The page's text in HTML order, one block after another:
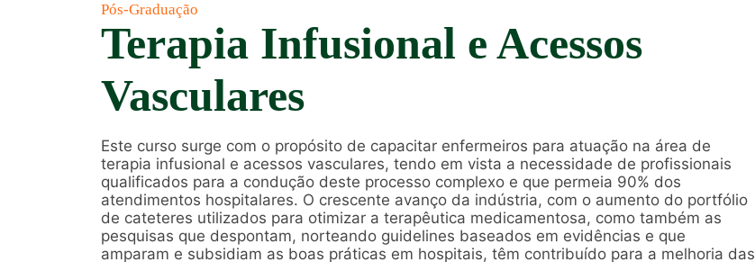
Pós-Graduação
Terapia Infusional e Acessos
Vasculares
Este curso surge com o propósito de capacitar enfermeiros para atuação na área de
terapia infusional e acessos vasculares, tendo em vista a necessidade de profissionais
qualificados para a condução deste processo complexo e que permeia 90% dos
atendimentos hospitalares. O crescente avanço da indústria, com o aumento do portfólio
de cateteres utilizados para otimizar a terapêutica medicamentosa, como também as
pesquisas que despontam, norteando guidelines baseados em evidências e que
amparam e subsidiam as boas práticas em hospitais, têm contribuído para a melhoria das